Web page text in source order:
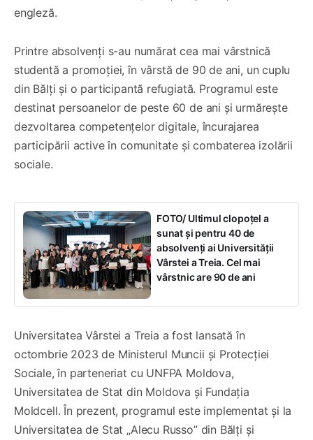
engleză.
Printre absolvenți s-au numărat cea mai vârstnică
studentă a promoției, în vârstă de 90 de ani, un cuplu
din Bălți și o participantă refugiată. Programul este
destinat persoanelor de peste 60 de ani și urmărește
dezvoltarea competențelor digitale, încurajarea
participării active în comunitate și combaterea izolării
sociale.
FOTO/ Ultimul clopoțel a
sunat și pentru 40 de
absolvenți ai Universității
Vârstei a Treia. Cel mai
vârstnic are 90 de ani
Universitatea Vârstei a Treia a fost lansată în
octombrie 2023 de Ministerul Muncii și Protecției
Sociale, în parteneriat cu UNFPA Moldova,
Universitatea de Stat din Moldova și Fundația
Moldcell. În prezent, programul este implementat și la
Universitatea de Stat „Alecu Russo” din Bălți și